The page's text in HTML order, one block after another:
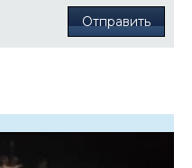
Отправить